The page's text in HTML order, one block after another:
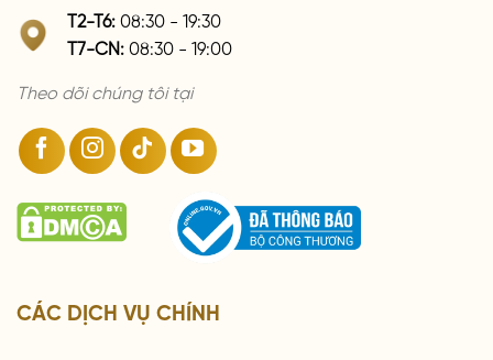
T2-T6: 08:30 - 19:30
T7-CN: 08:30 - 19:00
Theo dõi chúng tôi tại
CÁC DỊCH VỤ CHÍNH